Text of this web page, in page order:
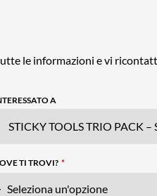
le informazioni e vi
A
TI TROVI?